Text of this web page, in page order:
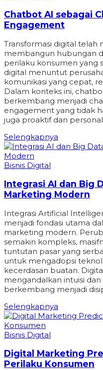
Chatbot AI sebagai
Engagement
Transformasi digital telah
membangun hubungan
perilaku konsumen yang
digital menuntut
komunikasi yang cepat,
Dalam konteks ini,
berkembang menjadi
engagement yang tidak
juga proaktif dan
Selengkapnya
Bisnis Digital
Integrasi AI dan Big
Marketing Modern
Integrasi Artificial
menjadi fondasi utama
marketing modern.
semakin kompleks,
tuntutan pasar yang
untuk mengadopsi
kecerdasan buatan.
mengandalkan intuisi
berkembang menjadi
Selengkapnya
Bisnis Digital
Digital Marketing
Perilaku Konsumen